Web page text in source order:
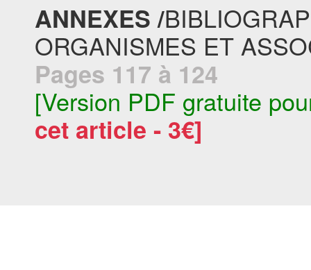
ANNEXES /
ORGANISMES ET
Pages 117 à 124
[Version PDF gratuite
cet article - 3€]